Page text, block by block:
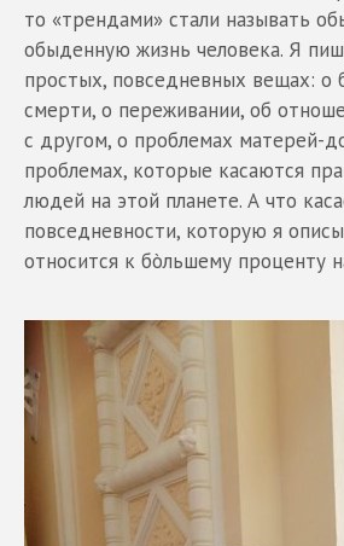
то «трендами» стали называть
обыденную жизнь человека. Я
простых, повседневных вещах: о
смерти, о переживании, об
с другом, о проблемах матерей-
проблемах, которые касаются
людей на этой планете. А что
повседневности, которую я
относится к бòльшему проценту